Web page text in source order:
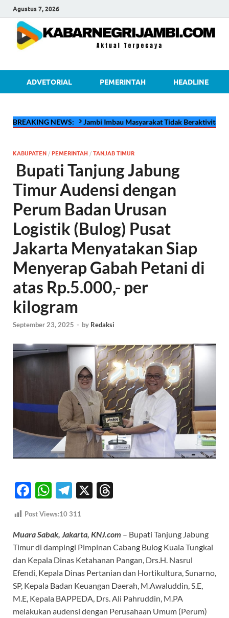
Agustus 7, 2026
ADVETORIAL PEMERINTAH HEADLINE
BREAKING NEWS:
🔴Pertamina EP Jambi Imbau Masyarakat Tidak Beraktivitas di Atas
KABUPATEN / PEMERINTAH / TANJAB TIMUR
Bupati Tanjung Jabung
Timur Audensi dengan
Perum Badan Urusan
Logistik (Bulog) Pusat
Jakarta Menyatakan Siap
Menyerap Gabah Petani di
atas Rp.5.000,- per
kilogram
September 23, 2025 - by Redaksi
F
ac
e
b
o
o
k
W
h
at
s
A
p
p
T
el
e
gr
a
m
X
a
ds
Post Views:10 311
Muara Sabak, Jakarta, KNJ.com – Bupati Tanjung Jabung
Timur di dampingi Pimpinan Cabang Bulog Kuala Tungkal
dan Kepala Dinas Ketahanan Pangan, Drs.H. Nasrul
Efendi, Kepala Dinas Pertanian dan Hortikultura, Sunarno,
SP, Kepala Badan Keuangan Daerah, M.Awaluddin, S.E,
M.E, Kepala BAPPEDA, Drs. Ali Pahruddin, M.PA
melakukan audensi dengan Perusahaan Umum (Perum)